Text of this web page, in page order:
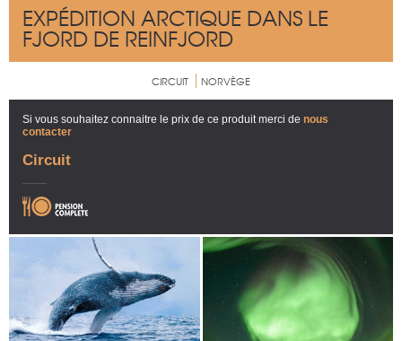
EXPÉDITION ARCTIQUE DANS LE
FJORD DE REINFJORD
CIRCUIT NORVÈGE
Si vous souhaitez connaitre le prix de ce produit merci de nous
contacter
Circuit